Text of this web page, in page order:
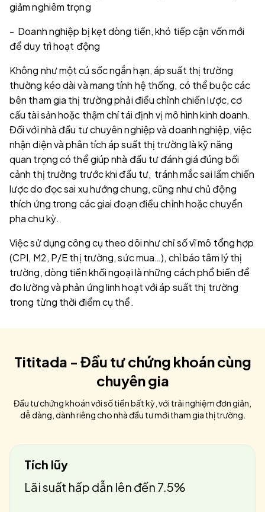
giảm nghiêm trọng
- Doanh nghiệp bị kẹt dòng tiền, khó tiếp cận vốn mới
để duy trì hoạt động
Không như một cú sốc ngắn hạn, áp suất thị trường
thường kéo dài và mang tính hệ thống, có thể buộc các
bên tham gia thị trường phải điều chỉnh chiến lược, cơ
cấu tài sản hoặc thậm chí tái định vị mô hình kinh doanh.
Đối với nhà đầu tư chuyên nghiệp và doanh nghiệp, việc
nhận diện và phân tích áp suất thị trường là kỹ năng
quan trọng có thể giúp nhà đầu tư đánh giá đúng bối
cảnh thị trường trước khi đầu tư, tránh mắc sai lầm chiến
lược do đọc sai xu hướng chung, cũng như chủ động
thích ứng trong các giai đoạn điều chỉnh hoặc chuyển
pha chu kỳ.
Việc sử dụng công cụ theo dõi như chỉ số vĩ mô tổng hợp
(CPI, M2, P/E thị trường, sức mua…), chỉ báo tâm lý thị
trường, dòng tiền khối ngoại là những cách phổ biến để
đo lường và phản ứng linh hoạt với áp suất thị trường
trong từng thời điểm cụ thể.
Tititada - Đầu tư chứng khoán cùng
chuyên gia
Đầu tư chứng khoán với số tiền bất kỳ, với trải nghiệm đơn giản,
dễ dàng, dành riêng cho nhà đầu tư mới tham gia thị trường.
Tích lũy
Lãi suất hấp dẫn lên đến 7.5%